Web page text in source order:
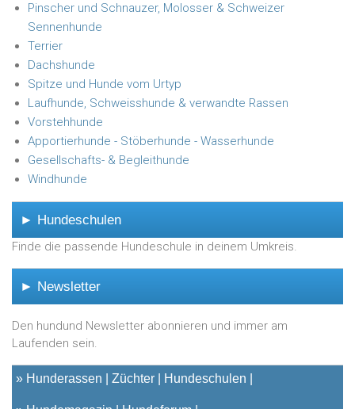
Pinscher und Schnauzer, Molosser & Schweizer
Sennenhunde
Terrier
Dachshunde
Spitze und Hunde vom Urtyp
Laufhunde, Schweisshunde & verwandte Rassen
Vorstehhunde
Apportierhunde - Stöberhunde - Wasserhunde
Gesellschafts- & Begleithunde
Windhunde
► Hundeschulen
Finde die passende Hundeschule in deinem Umkreis.
► Newsletter
Den hundund Newsletter abonnieren und immer am
Laufenden sein.
» Hunderassen Züchter Hundeschulen